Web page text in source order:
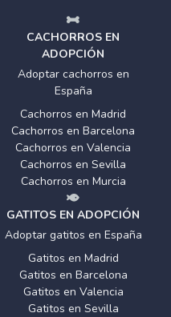
CACHORROS EN
ADOPCIÓN
Adoptar cachorros en
España
Cachorros en Madrid
Cachorros en Barcelona
Cachorros en Valencia
Cachorros en Sevilla
Cachorros en Murcia
GATITOS EN ADOPCIÓN
Adoptar gatitos en España
Gatitos en Madrid
Gatitos en Barcelona
Gatitos en Valencia
Gatitos en Sevilla